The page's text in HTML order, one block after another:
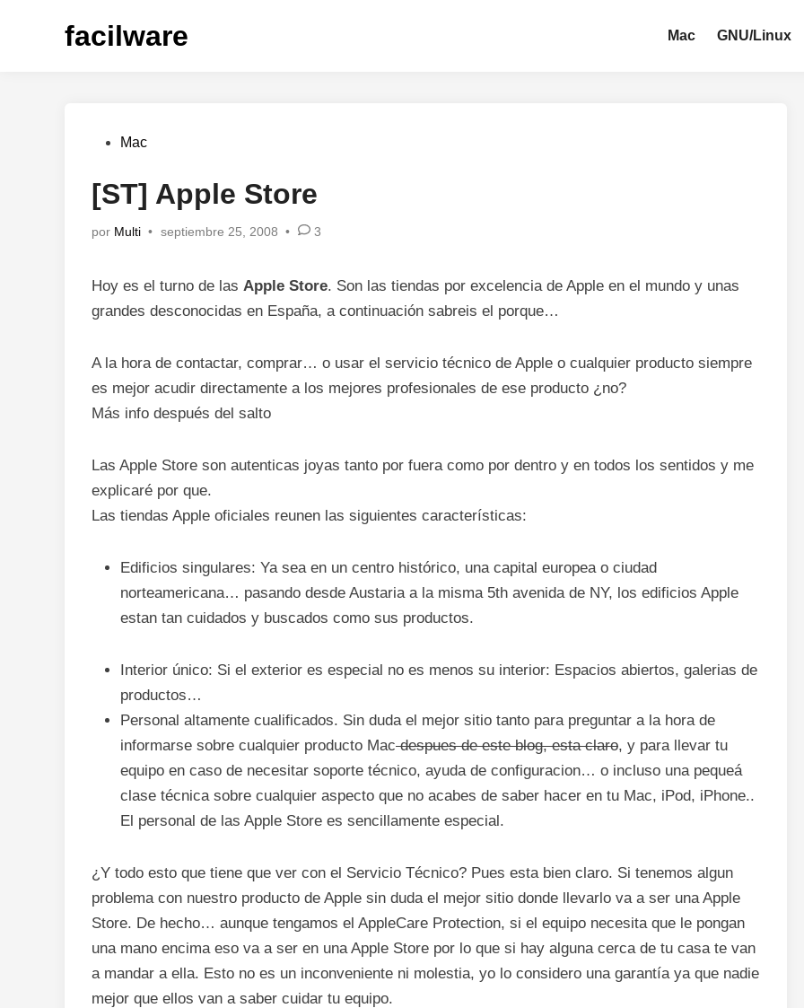
facilware Mac GNU/Linux
Publicado
Mac
[ST] Apple Store
por Multi • septiembre 25, 2008 • 3
Hoy es el turno de las Apple Store. Son las tiendas por excelencia de Apple en el mundo y unas
grandes desconocidas en España, a continuación sabreis el porque…
A la hora de contactar, comprar… o usar el servicio técnico de Apple o cualquier producto siempre
es mejor acudir directamente a los mejores profesionales de ese producto ¿no?
Más info después del salto
Las Apple Store son autenticas joyas tanto por fuera como por dentro y en todos los sentidos y me
explicaré por que.
Las tiendas Apple oficiales reunen las siguientes características:
Edificios singulares: Ya sea en un centro histórico, una capital europea o ciudad
norteamericana… pasando desde Austaria a la misma 5th avenida de NY, los edificios Apple
estan tan cuidados y buscados como sus productos.
Interior único: Si el exterior es especial no es menos su interior: Espacios abiertos, galerias de
productos…
Personal altamente cualificados. Sin duda el mejor sitio tanto para preguntar a la hora de
informarse sobre cualquier producto Macdespues de este blog, esta claro, y para llevar tu
equipo en caso de necesitar soporte técnico, ayuda de configuracion… o incluso una pequeá
clase técnica sobre cualquier aspecto que no acabes de saber hacer en tu Mac, iPod, iPhone..
El personal de las Apple Store es sencillamente especial.
¿Y todo esto que tiene que ver con el Servicio Técnico? Pues esta bien claro. Si tenemos algun
problema con nuestro producto de Apple sin duda el mejor sitio donde llevarlo va a ser una Apple
Store. De hecho… aunque tengamos el AppleCare Protection, si el equipo necesita que le pongan
una mano encima eso va a ser en una Apple Store por lo que si hay alguna cerca de tu casa te van
a mandar a ella. Esto no es un inconveniente ni molestia, yo lo considero una garantía ya que nadie
mejor que ellos van a saber cuidar tu equipo.